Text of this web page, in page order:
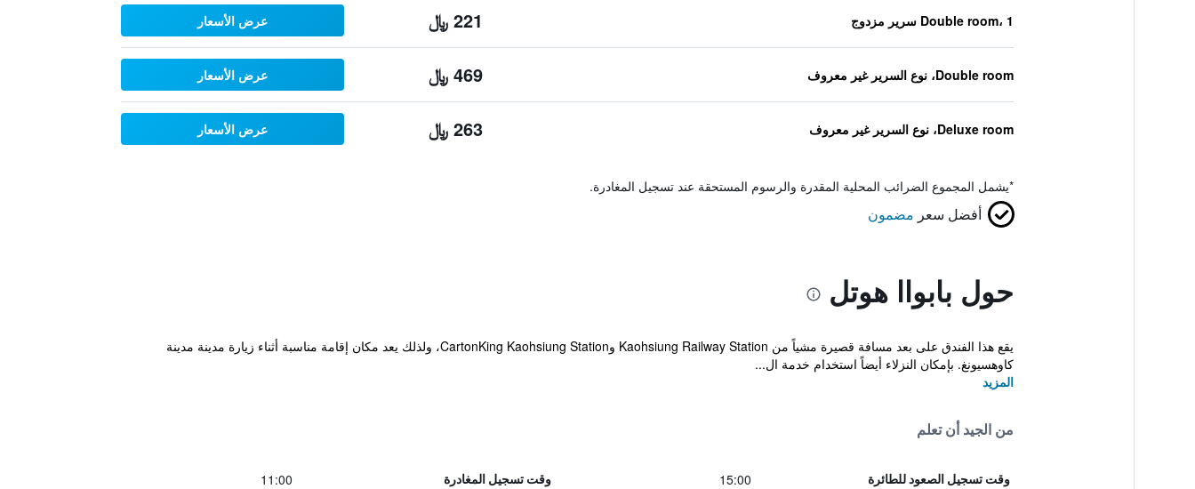
Double room، 1 سرير مزدوج 221 ﷼ عرض الأسعار
Double room، نوع السرير غير معروف 469 ﷼ عرض الأسعار
Deluxe room، نوع السرير غير معروف 263 ﷼ عرض الأسعار
*يشمل المجموع الضرائب المحلية المقدرة والرسوم المستحقة عند تسجيل المغادرة.
أفضل سعر مضمون
حول بابواا هوتل
يقع هذا الفندق على بعد مسافة قصيرة مشياً من Kaohsiung Railway Station وCartonKing Kaohsiung Station، ولذلك يعد مكان إقامة مناسبة أثناء زيارة مدينة مدينة
كاوهسيونغ. بإمكان النزلاء أيضاً استخدام خدمة ال...
المزيد
من الجيد أن تعلم
وقت تسجيل الصعود للطائرة 15:00 وقت تسجيل المغادرة 11:00